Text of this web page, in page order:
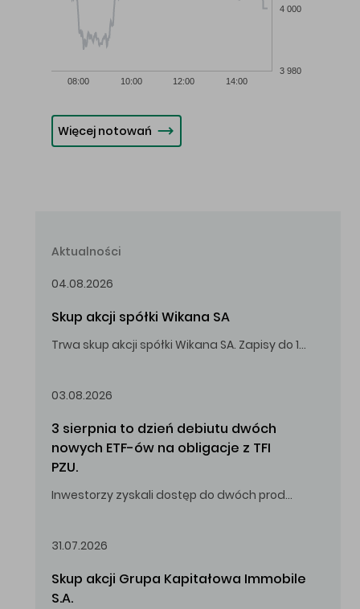
08:00 10:00 12:00 14:00
3 980
4 000
Więcej notowań
Aktualności
04.08.2026
Skup akcji spółki Wikana SA
Trwa skup akcji spółki Wikana SA. Zapisy do 14.08.2026 r. do godz. 16.00.
03.08.2026
3 sierpnia to dzień debiutu dwóch
nowych ETF-ów na obligacje z TFI
PZU.
Inwestorzy zyskali dostęp do dwóch produktów umożliwiających inwestowanie w obligacje skarbowe.
31.07.2026
Skup akcji Grupa Kapitałowa Immobile
S.A.